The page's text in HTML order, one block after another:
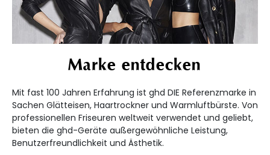
Marke entdecken
Mit fast 100 Jahren Erfahrung ist ghd DIE Referenzmarke in
Sachen Glätteisen, Haartrockner und Warmluftbürste. Von
professionellen Friseuren weltweit verwendet und geliebt,
bieten die ghd-Geräte außergewöhnliche Leistung,
Benutzerfreundlichkeit und Ästhetik.